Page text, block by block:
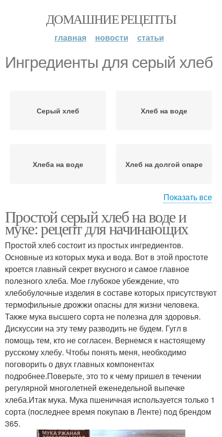
ДОМАШНИЕ РЕЦЕПТЫ
главная новости статьи
Ингредиенты для серый хлеб
Серый хлеб Хлеб на воде
Хлеба на воде Хлеб на долгой опаре
Хлеб в духовке
Хлеба в электрической
духовке
Хлеба в духовке
Ингредиенты для
простой
Хлеба в домашних
условиях
Ароматный хлеб
Бездрожжевой хлеб Цельнозерновой хлеб
Хлеб в мультиварке Хлеб на закваске
Показать все
Простой серый хлеб на воде и
муке: рецепт для начинающих
Простой хлеб состоит из простых ингредиентов.
Основные из которых мука и вода. Вот в этой простоте
кроется главный секрет вкусного и самое главное
полезного хлеба. Мое глубокое убеждение, что
хлебобулочные изделия в составе которых присутствуют
термофильные дрожжи опасны для жизни человека.
Также мука высшего сорта не полезна для здоровья.
Дискуссии на эту тему разводить не будем. Гугл в
помощь тем, кто не согласен. Вернемся к настоящему
русскому хлебу. Чтобы понять меня, необходимо
поговорить о двух главных компонентах
подробнее.Поверьте, это то к чему пришел в течении
регулярной многолетней еженедельной выпечке
хлеба.Итак мука. Мука пшеничная используется только 1
сорта (последнее время покупаю в Ленте) под брендом
365.